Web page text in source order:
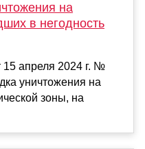
на
в негодность
апреля 2024 г. №
уничтожения на
зоны, на